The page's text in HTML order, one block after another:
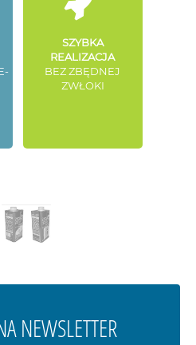
SZYBKA
REALIZACJA
BEZ ZBĘDNEJ
ZWŁOKI
NEWSLETTER